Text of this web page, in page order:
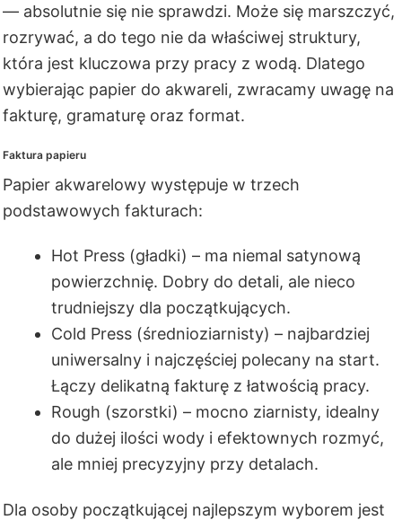
— absolutnie się nie sprawdzi. Może się marszczyć,
rozrywać, a do tego nie da właściwej struktury,
która jest kluczowa przy pracy z wodą. Dlatego
wybierając papier do akwareli, zwracamy uwagę na
fakturę, gramaturę oraz format.
Faktura papieru
Papier akwarelowy występuje w trzech
podstawowych fakturach:
Hot Press (gładki) – ma niemal satynową
powierzchnię. Dobry do detali, ale nieco
trudniejszy dla początkujących.
Cold Press (średnioziarnisty) – najbardziej
uniwersalny i najczęściej polecany na start.
Łączy delikatną fakturę z łatwością pracy.
Rough (szorstki) – mocno ziarnisty, idealny
do dużej ilości wody i efektownych rozmyć,
ale mniej precyzyjny przy detalach.
Dla osoby początkującej najlepszym wyborem jest